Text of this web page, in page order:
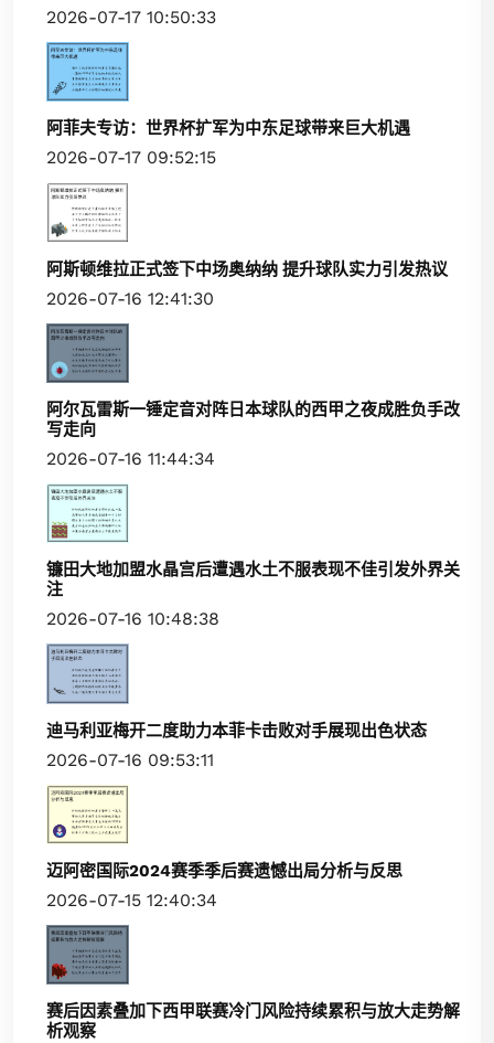
2026-07-17 10:50:33
阿菲夫专访：世界杯扩军为中东足球带来巨大机遇
2026-07-17 09:52:15
阿斯顿维拉正式签下中场奥纳纳 提升球队实力引发热议
2026-07-16 12:41:30
阿尔瓦雷斯一锤定音对阵日本球队的西甲之夜成胜负手改
写走向
2026-07-16 11:44:34
镰田大地加盟水晶宫后遭遇水土不服表现不佳引发外界关
注
2026-07-16 10:48:38
迪马利亚梅开二度助力本菲卡击败对手展现出色状态
2026-07-16 09:53:11
迈阿密国际2024赛季季后赛遗憾出局分析与反思
2026-07-15 12:40:34
赛后因素叠加下西甲联赛冷门风险持续累积与放大走势解
析观察